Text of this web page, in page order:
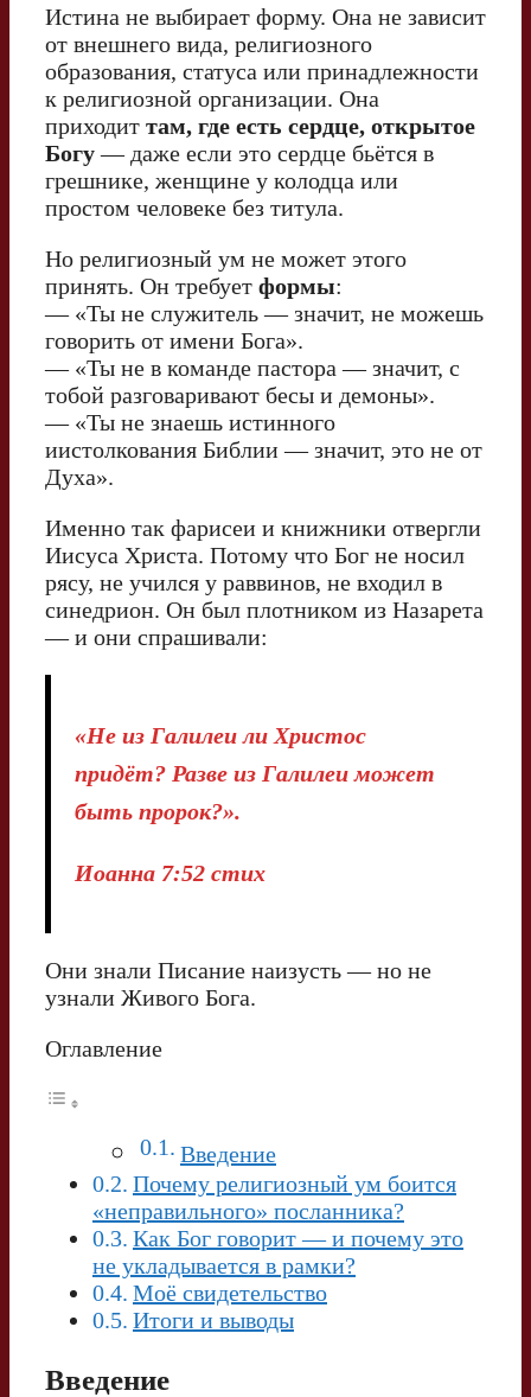
Истина не выбирает форму. Она не зависит
от внешнего вида, религиозного
образования, статуса или принадлежности
к религиозной организации. Она
приходит там, где есть сердце, открытое
Богу— даже если это сердце бьётся в
грешнике, женщине у колодца или
простом человеке без титула.
Но религиозный ум не может этого
принять. Он требует формы:
— «Ты не служитель — значит, не можешь
говорить от имени Бога».
— «Ты не в команде пастора — значит, с
тобой разговаривают бесы и демоны».
— «Ты не знаешь истинного
иистолкования Библии — значит, это не от
Духа».
Именно так фарисеи и книжники отвергли
Иисуса Христа. Потому что Бог не носил
рясу, не учился у раввинов, не входил в
синедрион. Он был плотником из Назарета
— и они спрашивали:
«Не из Галилеи ли Христос
придёт? Разве из Галилеи может
быть пророк?».
Иоанна 7:52 стих
Они знали Писание наизусть — но не
узнали Живого Бога.
Оглавление
Введение
Почему религиозный ум боится
«неправильного» посланника?
Как Бог говорит — и почему это
не укладывается в рамки?
Моё свидетельство
Итоги и выводы
Введение